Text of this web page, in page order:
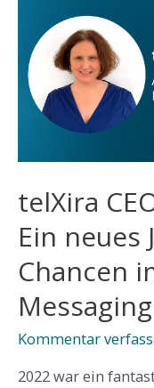
Capacity’s
Women
to
Watch
telXira
Ein neues
Chancen
Messaging
Kommentar
2022 war ein